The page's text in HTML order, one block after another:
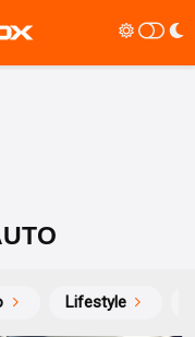
Lifestyle